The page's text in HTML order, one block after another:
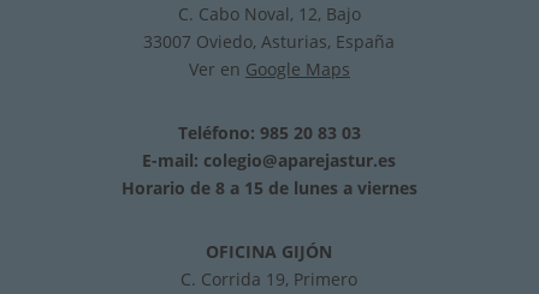
C. Cabo Noval, 12, Bajo
33007 Oviedo, Asturias, España
Ver en Google Maps
Teléfono: 985 20 83 03
E-mail: colegio@aparejastur.es
Horario de 8 a 15 de lunes a viernes
OFICINA GIJÓN
C. Corrida 19, Primero